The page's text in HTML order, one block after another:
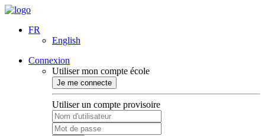
FR
English
Connexion
Utiliser mon compte école
Je me connecte
Utiliser un compte provisoire